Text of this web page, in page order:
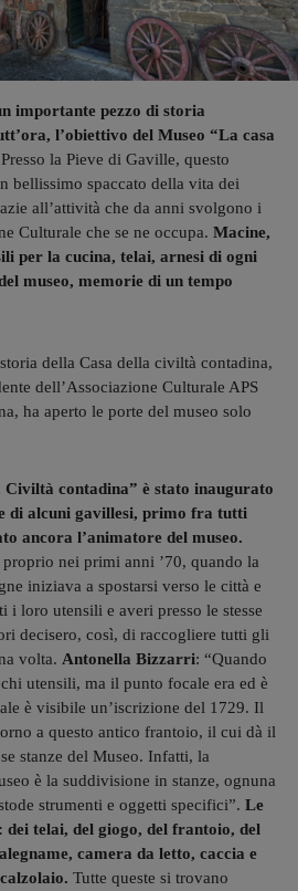
importante pezzo di storia
l’obiettivo del Museo “La casa
la Pieve di Gaville, questo
bellissimo spaccato della vita dei
all’attività che da anni svolgono i
Culturale che se ne occupa. Macine,
per la cucina, telai, arnesi di ogni
museo, memorie di un tempo
della Casa della civiltà contadina,
dell’Associazione Culturale APS
ha aperto le porte del museo solo
contadina” è stato inaugurato
di alcuni gavillesi, primo fra tutti
ancora l’animatore del museo.
proprio nei primi anni ’70, quando la
iniziava a spostarsi verso le città e
i loro utensili e averi presso le stesse
decisero, così, di raccogliere tutti gli
volta. Antonella Bizzarri: “Quando
utensili, ma il punto focale era ed è
è visibile un’iscrizione del 1729. Il
a questo antico frantoio, il cui dà il
stanze del Museo. Infatti, la
è la suddivisione in stanze, ognuna
strumenti e oggetti specifici”. Le
dei telai, del giogo, del frantoio, del
camera da letto, caccia e
Tutte queste si trovano